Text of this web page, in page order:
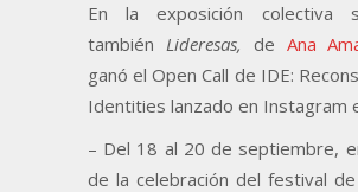
En la exposición colectiva
también Lideresas, de Ana
ganó el Open Call de IDE:
Identities lanzado en Instagram
– Del 18 al 20 de septiembre,
de la celebración del festival